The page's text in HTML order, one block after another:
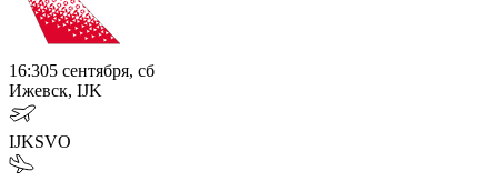
16:305 сентября, сб
Ижевск, IJK
IJKSVO